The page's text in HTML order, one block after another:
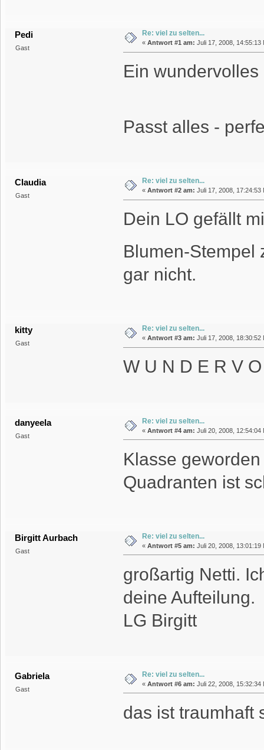
Pedi
Gast
Re: viel zu selten...
« Antwort #1 am: Juli 17, 2008, 14:55:13
Ein
Passt alles -
Claudia
Gast
Re: viel zu selten...
« Antwort #2 am: Juli 17, 2008, 17:24:53
Dein LO gefällt
Blumen-Stempel
gar nicht.
kitty
Gast
Re: viel zu selten...
« Antwort #3 am: Juli 17, 2008, 18:30:52
W U N D E R V
danyeela
Gast
Re: viel zu selten...
« Antwort #4 am: Juli 20, 2008, 12:54:04
Klasse
Quadranten ist
Birgitt Aurbach
Gast
Re: viel zu selten...
« Antwort #5 am: Juli 20, 2008, 13:01:19
großartig Netti.
deine Aufteilung.
LG Birgitt
Gabriela
Gast
Re: viel zu selten...
« Antwort #6 am: Juli 22, 2008, 15:32:34
das ist traumhaft